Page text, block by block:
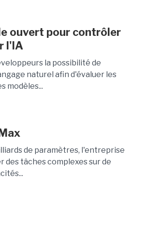
ouvert pour contrôler
l'IA
la possibilité de
naturel afin d'évaluer les
modèles...
de paramètres, l'entreprise
tâches complexes sur de